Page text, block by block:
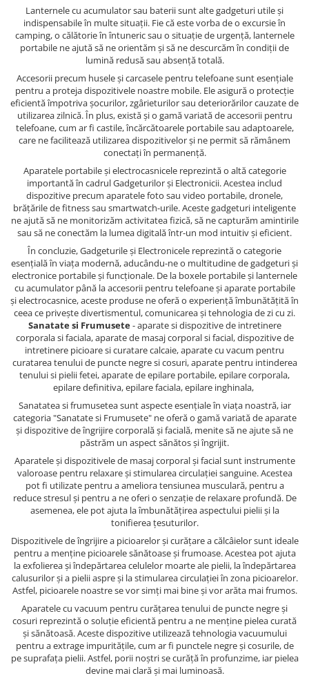
Lanternele cu acumulator sau baterii sunt alte gadgeturi utile și
indispensabile în multe situații. Fie că este vorba de o excursie în
camping, o călătorie în întuneric sau o situație de urgență, lanternele
portabile ne ajută să ne orientăm și să ne descurcăm în condiții de
lumină redusă sau absență totală.
Accesorii precum husele și carcasele pentru telefoane sunt esențiale
pentru a proteja dispozitivele noastre mobile. Ele asigură o protecție
eficientă împotriva șocurilor, zgârieturilor sau deteriorărilor cauzate de
utilizarea zilnică. În plus, există și o gamă variată de accesorii pentru
telefoane, cum ar fi castile, încărcătoarele portabile sau adaptoarele,
care ne facilitează utilizarea dispozitivelor și ne permit să rămânem
conectați în permanență.
Aparatele portabile și electrocasnicele reprezintă o altă categorie
importantă în cadrul Gadgeturilor și Electronicii. Acestea includ
dispozitive precum aparatele foto sau video portabile, dronele,
brățările de fitness sau smartwatch-urile. Aceste gadgeturi inteligente
ne ajută să ne monitorizăm activitatea fizică, să ne capturăm amintirile
sau să ne conectăm la lumea digitală într-un mod intuitiv și eficient.
În concluzie, Gadgeturile și Electronicele reprezintă o categorie
esențială în viața modernă, aducându-ne o multitudine de gadgeturi și
electronice portabile și funcționale. De la boxele portabile și lanternele
cu acumulator până la accesorii pentru telefoane și aparate portabile
și electrocasnice, aceste produse ne oferă o experiență îmbunătățită în
ceea ce privește divertismentul, comunicarea și tehnologia de zi cu zi.
Sanatate si Frumusete- aparate si dispozitive de intretinere
corporala si faciala, aparate de masaj corporal si facial, dispozitive de
intretinere picioare si curatare calcaie, aparate cu vacum pentru
curatarea tenului de puncte negre si cosuri, aparate pentru intinderea
tenului si pielii fetei, aparate de epilare portabile, epilare corporala,
epilare definitiva, epilare faciala, epilare inghinala,
Sanatatea si frumusetea sunt aspecte esențiale în viața noastră, iar
categoria "Sanatate si Frumusete" ne oferă o gamă variată de aparate
și dispozitive de îngrijire corporală și facială, menite să ne ajute să ne
păstrăm un aspect sănătos și îngrijit.
Aparatele și dispozitivele de masaj corporal și facial sunt instrumente
valoroase pentru relaxare și stimularea circulației sanguine. Acestea
pot fi utilizate pentru a ameliora tensiunea musculară, pentru a
reduce stresul și pentru a ne oferi o senzație de relaxare profundă. De
asemenea, ele pot ajuta la îmbunătățirea aspectului pielii și la
tonifierea țesuturilor.
Dispozitivele de îngrijire a picioarelor și curățare a călcâielor sunt ideale
pentru a menține picioarele sănătoase și frumoase. Acestea pot ajuta
la exfolierea și îndepărtarea celulelor moarte ale pielii, la îndepărtarea
calusurilor și a pielii aspre și la stimularea circulației în zona picioarelor.
Astfel, picioarele noastre se vor simți mai bine și vor arăta mai frumos.
Aparatele cu vacuum pentru curățarea tenului de puncte negre și
cosuri reprezintă o soluție eficientă pentru a ne menține pielea curată
și sănătoasă. Aceste dispozitive utilizează tehnologia vacuumului
pentru a extrage impuritățile, cum ar fi punctele negre și cosurile, de
pe suprafața pielii. Astfel, porii noștri se curăță în profunzime, iar pielea
devine mai clară și mai luminoasă.